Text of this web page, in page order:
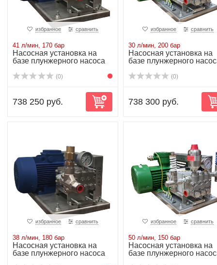
избранное сравнить
41 л/мин, 170 бар
Насосная установка на
базе плунжерного насоса
(0)
738 250 руб.
избранное сравнить
30 л/мин, 200 бар
Насосная установка на
базе плунжерного
(0)
738 300 руб.
избранное сравнить
38 л/мин, 180 бар
Насосная установка на
базе плунжерного насоса
избранное сравнить
50 л/мин, 150 бар
Насосная установка на
базе плунжерного